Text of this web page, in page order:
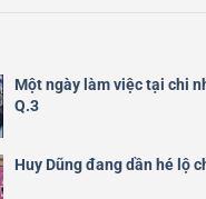
Một ngày làm việc tại chi
Q.3
Huy Dũng đang dần hé lộ